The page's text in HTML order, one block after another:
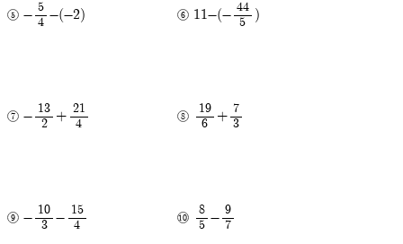
-
5
4
-(-2) 11-(-
44
5
)
-
13
2
+
21
4
19
6
+
7
3
-
10
3
-
15
4
8
5
-
9
7